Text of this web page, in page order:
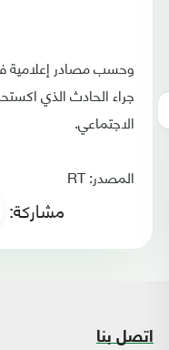
وحسب مصادر إعلامية
جراء الحادث الذي
الاجتماعي.
المصدر: RT
مشاركة:
اتصل بنا